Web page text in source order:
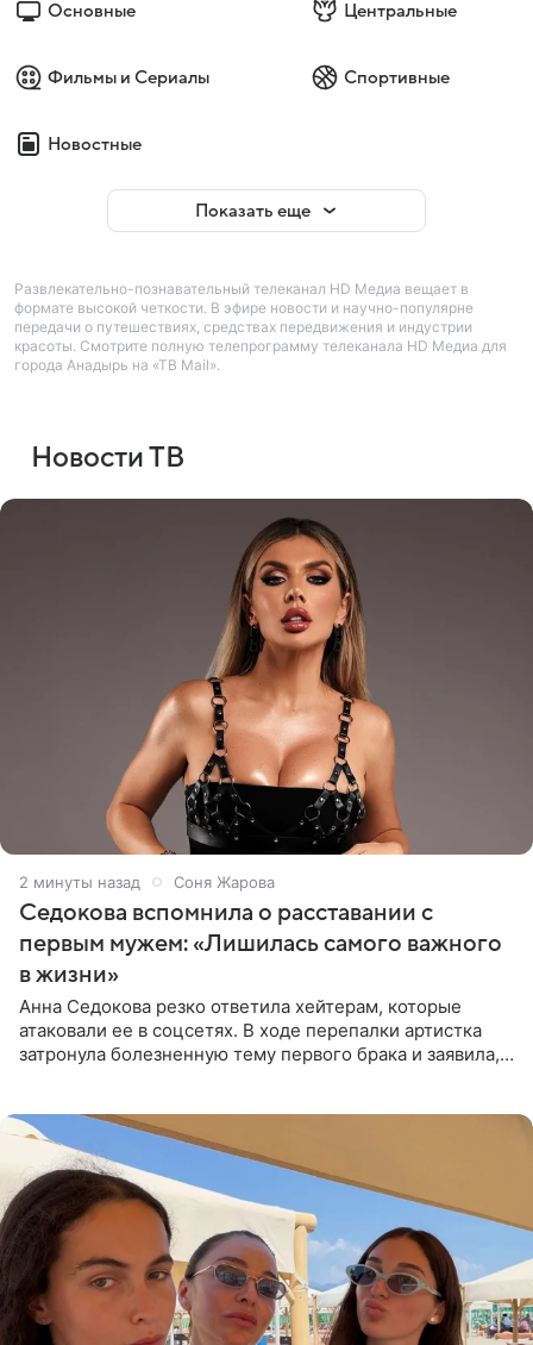
Основные Центральные
Фильмы и Сериалы Спортивные
Новостные
Показать еще
Развлекательно-познавательный телеканал HD Медиа вещает в
формате высокой четкости. В эфире новости и научно-популярне
передачи о путешествиях, средствах передвижения и индустрии
красоты. Смотрите полную телепрограмму телеканала HD Медиа для
города Анадырь на «ТВ Mail».
Новости ТВ
3 минуты назад Соня Жарова
Седокова вспомнила о расставании с
первым мужем: «Лишилась самого важного
в жизни»
Анна Седокова резко ответила хейтерам, которые
атаковали ее в соцсетях. В ходе перепалки артистка
затронула болезненную тему первого брака и заявила,